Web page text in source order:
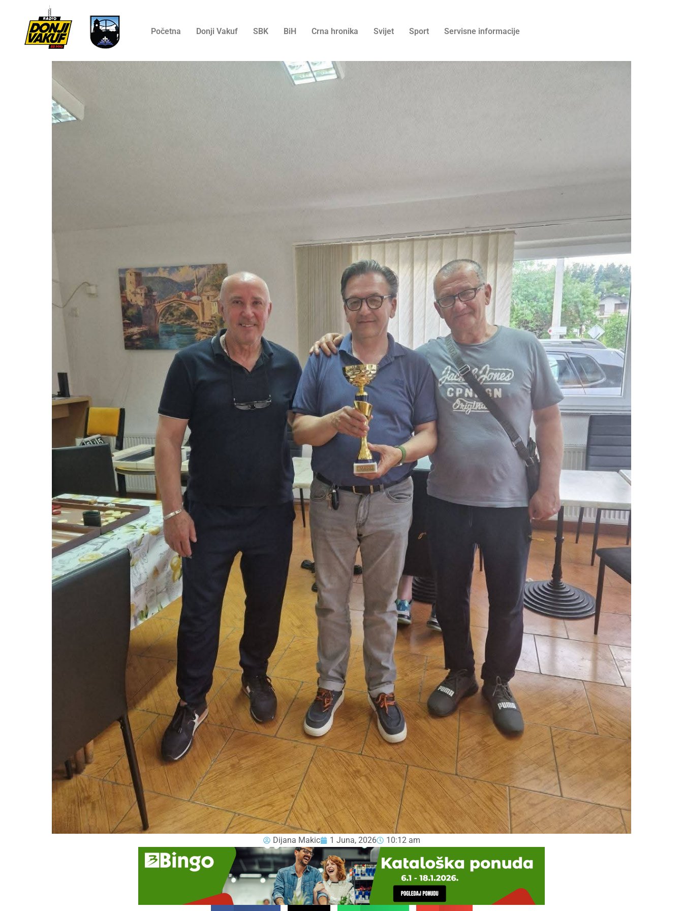
Početna Donji Vakuf SBK BiH Crna hronika Svijet Sport Servisne informacije
Dijana Makic 1 Juna, 2026 10:12 am